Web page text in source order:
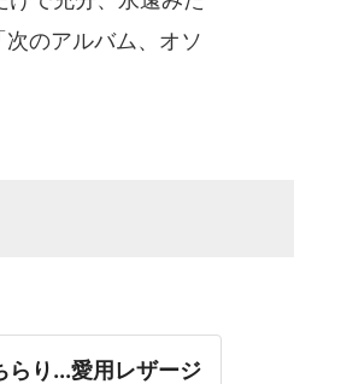
のアルバム、オソ
り...愛用レザージ